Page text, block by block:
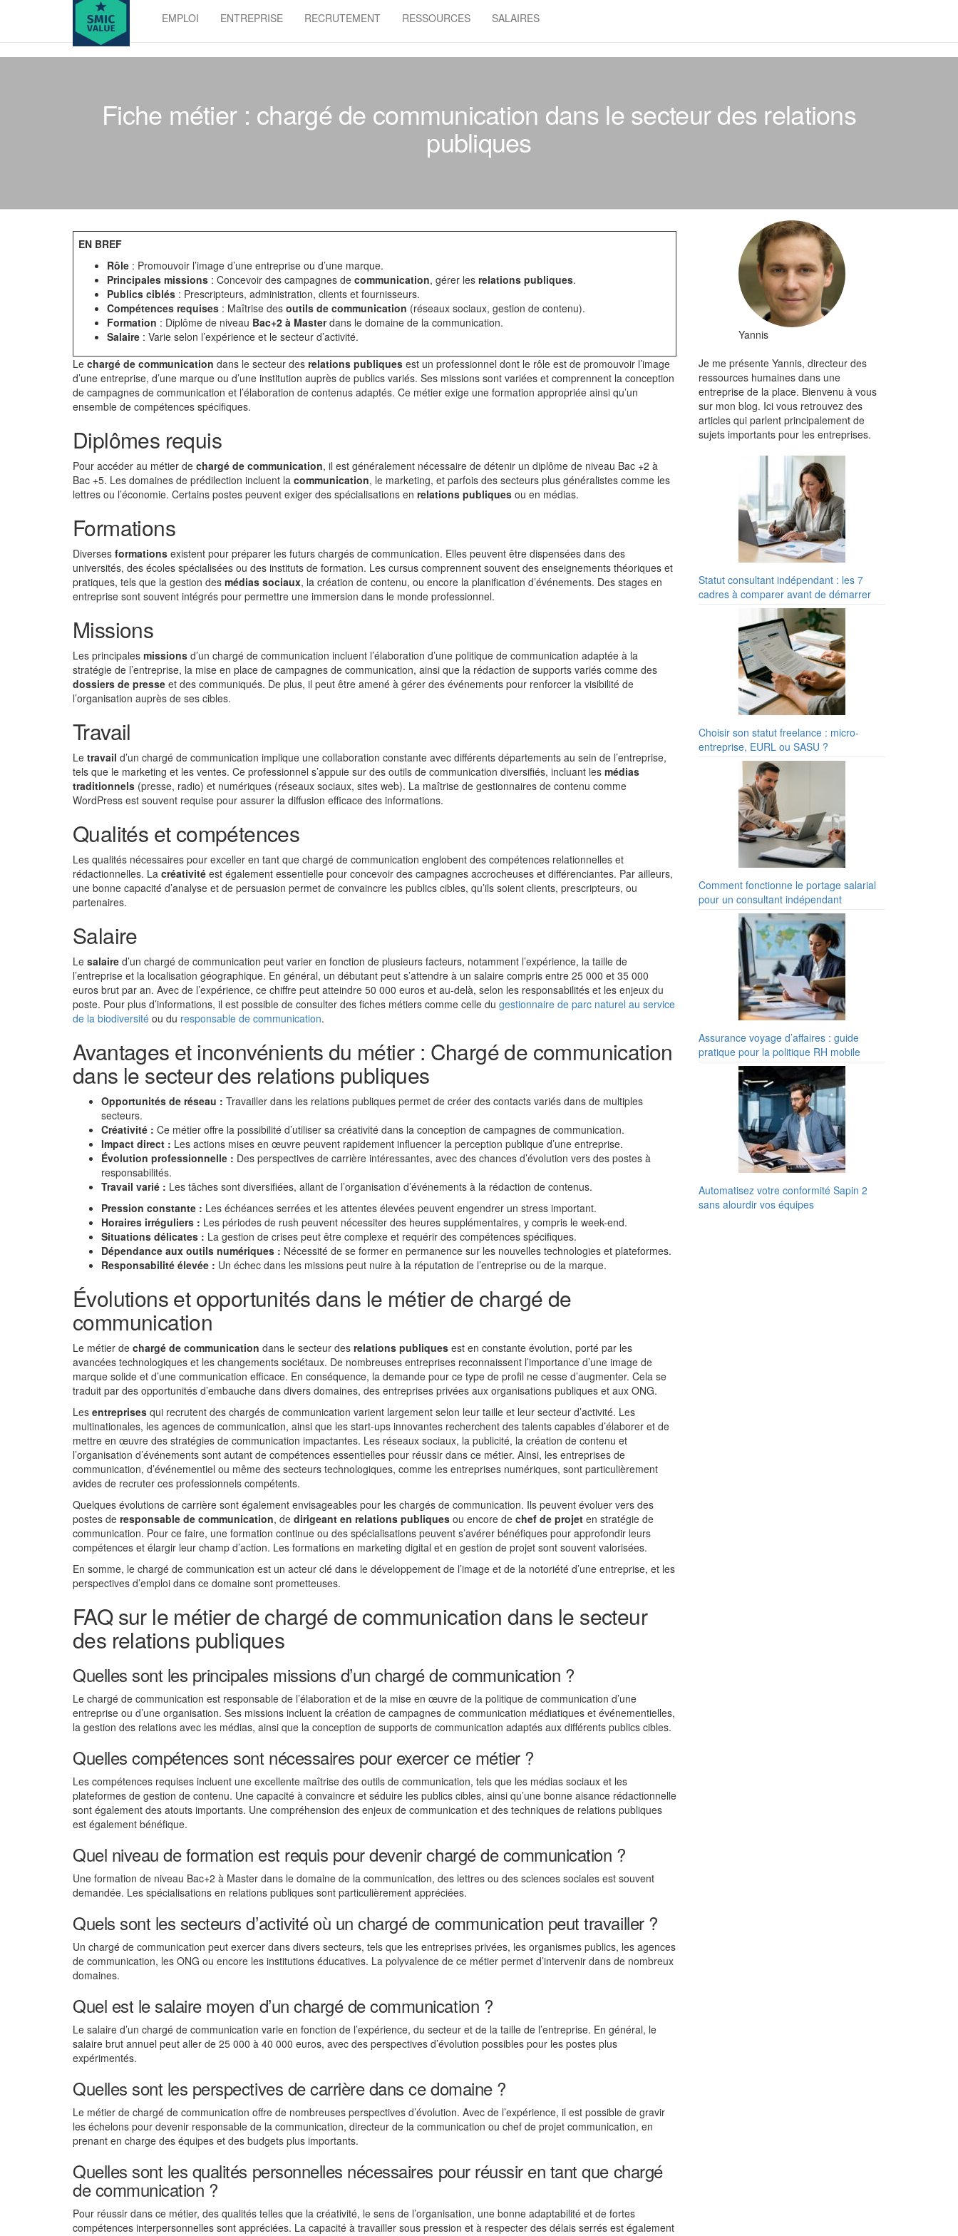
value
EMPLOI ENTREPRISE RECRUTEMENT RESSOURCES SALAIRES
Fiche métier : chargé de communication dans le secteur des relations
publiques
EN BREF
Rôle : Promouvoir l’image d’une entreprise ou d’une marque.
Principales missions : Concevoir des campagnes de communication, gérer les relations publiques.
Publics ciblés : Prescripteurs, administration, clients et fournisseurs.
Compétences requises : Maîtrise des outils de communication (réseaux sociaux, gestion de contenu).
Formation : Diplôme de niveau Bac+2 à Masterdans le domaine de la communication.
Salaire : Varie selon l’expérience et le secteur d’activité.
Le chargé de communication dans le secteur des relations publiques est un professionnel dont le rôle est de promouvoir l’image
d’une entreprise, d’une marque ou d’une institution auprès de publics variés. Ses missions sont variées et comprennent la conception
de campagnes de communication et l’élaboration de contenus adaptés. Ce métier exige une formation appropriée ainsi qu’un
ensemble de compétences spécifiques.
Diplômes requis
Pour accéder au métier de chargé de communication, il est généralement nécessaire de détenir un diplôme de niveau Bac +2 à
Bac +5. Les domaines de prédilection incluent la communication, le marketing, et parfois des secteurs plus généralistes comme les
lettres ou l’économie. Certains postes peuvent exiger des spécialisations en relations publiques ou en médias.
Formations
Diverses formations existent pour préparer les futurs chargés de communication. Elles peuvent être dispensées dans des
universités, des écoles spécialisées ou des instituts de formation. Les cursus comprennent souvent des enseignements théoriques et
pratiques, tels que la gestion des médias sociaux, la création de contenu, ou encore la planification d’événements. Des stages en
entreprise sont souvent intégrés pour permettre une immersion dans le monde professionnel.
Missions
Les principales missions d’un chargé de communication incluent l’élaboration d’une politique de communication adaptée à la
stratégie de l’entreprise, la mise en place de campagnes de communication, ainsi que la rédaction de supports variés comme des
dossiers de presse et des communiqués. De plus, il peut être amené à gérer des événements pour renforcer la visibilité de
l’organisation auprès de ses cibles.
Travail
Le travail d’un chargé de communication implique une collaboration constante avec différents départements au sein de l’entreprise,
tels que le marketing et les ventes. Ce professionnel s’appuie sur des outils de communication diversifiés, incluant les médias
traditionnels (presse, radio) et numériques (réseaux sociaux, sites web). La maîtrise de gestionnaires de contenu comme
WordPress est souvent requise pour assurer la diffusion efficace des informations.
Qualités et compétences
Les qualités nécessaires pour exceller en tant que chargé de communication englobent des compétences relationnelles et
rédactionnelles. La créativité est également essentielle pour concevoir des campagnes accrocheuses et différenciantes. Par ailleurs,
une bonne capacité d’analyse et de persuasion permet de convaincre les publics cibles, qu’ils soient clients, prescripteurs, ou
partenaires.
Salaire
Le salaire d’un chargé de communication peut varier en fonction de plusieurs facteurs, notamment l’expérience, la taille de
l’entreprise et la localisation géographique. En général, un débutant peut s’attendre à un salaire compris entre 25 000 et 35 000
euros brut par an. Avec de l’expérience, ce chiffre peut atteindre 50 000 euros et au-delà, selon les responsabilités et les enjeux du
poste. Pour plus d’informations, il est possible de consulter des fiches métiers comme celle du gestionnaire de parc naturel au service
de la biodiversité ou du responsable de communication.
Avantages et inconvénients du métier : Chargé de communication
dans le secteur des relations publiques
Opportunités de réseau : Travailler dans les relations publiques permet de créer des contacts variés dans de multiples
secteurs.
Créativité : Ce métier offre la possibilité d’utiliser sa créativité dans la conception de campagnes de communication.
Impact direct : Les actions mises en œuvre peuvent rapidement influencer la perception publique d’une entreprise.
Évolution professionnelle : Des perspectives de carrière intéressantes, avec des chances d’évolution vers des postes à
responsabilités.
Travail varié : Les tâches sont diversifiées, allant de l’organisation d’événements à la rédaction de contenus.
Pression constante : Les échéances serrées et les attentes élevées peuvent engendrer un stress important.
Horaires irréguliers : Les périodes de rush peuvent nécessiter des heures supplémentaires, y compris le week-end.
Situations délicates : La gestion de crises peut être complexe et requérir des compétences spécifiques.
Dépendance aux outils numériques : Nécessité de se former en permanence sur les nouvelles technologies et plateformes.
Responsabilité élevée : Un échec dans les missions peut nuire à la réputation de l’entreprise ou de la marque.
Évolutions et opportunités dans le métier de chargé de
communication
Le métier de chargé de communication dans le secteur des relations publiques est en constante évolution, porté par les
avancées technologiques et les changements sociétaux. De nombreuses entreprises reconnaissent l’importance d’une image de
marque solide et d’une communication efficace. En conséquence, la demande pour ce type de profil ne cesse d’augmenter. Cela se
traduit par des opportunités d’embauche dans divers domaines, des entreprises privées aux organisations publiques et aux ONG.
Les entreprises qui recrutent des chargés de communication varient largement selon leur taille et leur secteur d’activité. Les
multinationales, les agences de communication, ainsi que les start-ups innovantes recherchent des talents capables d’élaborer et de
mettre en œuvre des stratégies de communication impactantes. Les réseaux sociaux, la publicité, la création de contenu et
l’organisation d’événements sont autant de compétences essentielles pour réussir dans ce métier. Ainsi, les entreprises de
communication, d’événementiel ou même des secteurs technologiques, comme les entreprises numériques, sont particulièrement
avides de recruter ces professionnels compétents.
Quelques évolutions de carrière sont également envisageables pour les chargés de communication. Ils peuvent évoluer vers des
postes de responsable de communication, de dirigeant en relations publiques ou encore de chef de projet en stratégie de
communication. Pour ce faire, une formation continue ou des spécialisations peuvent s’avérer bénéfiques pour approfondir leurs
compétences et élargir leur champ d’action. Les formations en marketing digital et en gestion de projet sont souvent valorisées.
En somme, le chargé de communication est un acteur clé dans le développement de l’image et de la notoriété d’une entreprise, et les
perspectives d’emploi dans ce domaine sont prometteuses.
FAQ sur le métier de chargé de communication dans le secteur
des relations publiques
Quelles sont les principales missions d’un chargé de communication ?
Le chargé de communication est responsable de l’élaboration et de la mise en œuvre de la politique de communication d’une
entreprise ou d’une organisation. Ses missions incluent la création de campagnes de communication médiatiques et événementielles,
la gestion des relations avec les médias, ainsi que la conception de supports de communication adaptés aux différents publics cibles.
Quelles compétences sont nécessaires pour exercer ce métier ?
Les compétences requises incluent une excellente maîtrise des outils de communication, tels que les médias sociaux et les
plateformes de gestion de contenu. Une capacité à convaincre et séduire les publics cibles, ainsi qu’une bonne aisance rédactionnelle
sont également des atouts importants. Une compréhension des enjeux de communication et des techniques de relations publiques
est également bénéfique.
Quel niveau de formation est requis pour devenir chargé de communication ?
Une formation de niveau Bac+2 à Master dans le domaine de la communication, des lettres ou des sciences sociales est souvent
demandée. Les spécialisations en relations publiques sont particulièrement appréciées.
Quels sont les secteurs d’activité où un chargé de communication peut travailler ?
Un chargé de communication peut exercer dans divers secteurs, tels que les entreprises privées, les organismes publics, les agences
de communication, les ONG ou encore les institutions éducatives. La polyvalence de ce métier permet d’intervenir dans de nombreux
domaines.
Quel est le salaire moyen d’un chargé de communication ?
Le salaire d’un chargé de communication varie en fonction de l’expérience, du secteur et de la taille de l’entreprise. En général, le
salaire brut annuel peut aller de 25 000 à 40 000 euros, avec des perspectives d’évolution possibles pour les postes plus
expérimentés.
Quelles sont les perspectives de carrière dans ce domaine ?
Le métier de chargé de communication offre de nombreuses perspectives d’évolution. Avec de l’expérience, il est possible de gravir
les échelons pour devenir responsable de la communication, directeur de la communication ou chef de projet communication, en
prenant en charge des équipes et des budgets plus importants.
Quelles sont les qualités personnelles nécessaires pour réussir en tant que chargé
de communication ?
Pour réussir dans ce métier, des qualités telles que la créativité, le sens de l’organisation, une bonne adaptabilité et de fortes
compétences interpersonnelles sont appréciées. La capacité à travailler sous pression et à respecter des délais serrés est également
Yannis
Je me présente Yannis, directeur des
ressources humaines dans une
entreprise de la place. Bienvenu à vous
sur mon blog. Ici vous retrouvez des
articles qui parlent principalement de
sujets importants pour les entreprises.
Statut consultant indépendant : les 7
cadres à comparer avant de démarrer
Choisir son statut freelance : micro-
entreprise, EURL ou SASU ?
Comment fonctionne le portage salarial
pour un consultant indépendant
Assurance voyage d’affaires : guide
pratique pour la politique RH mobile
Automatisez votre conformité Sapin 2
sans alourdir vos équipes